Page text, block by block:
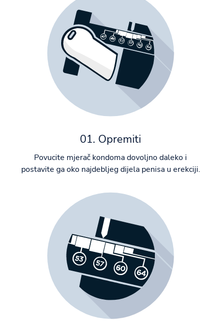
01. Opremiti
Povucite mjerač kondoma dovoljno daleko i
postavite ga oko najdebljeg dijela penisa u erekciji.